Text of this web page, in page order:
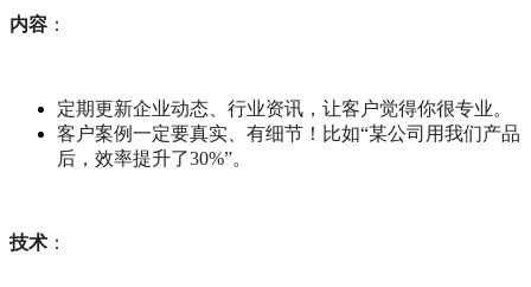
内容 ：
定期更新企业动态、行业资讯，让客户觉得你很专业。
客户案例一定要真实、有细节！比如“某公司用我们产品
后，效率提升了30%”。
技术 ：